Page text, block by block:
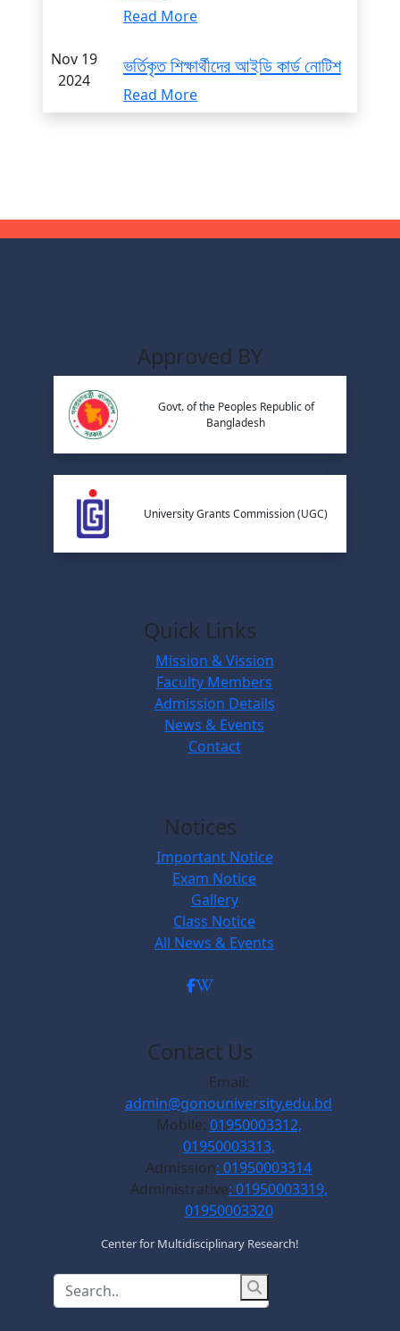
Read More
Nov 19
2024
ভর্তিকৃত শিক্ষার্থীদের আইডি কার্ড নোটিশ
Read More
Approved BY
Govt. of the Peoples Republic of
Bangladesh
University Grants Commission (UGC)
Quick Links
Mission & Vission
Faculty Members
Admission Details
News & Events
Contact
Notices
Important Notice
Exam Notice
Gallery
Class Notice
All News & Events
Contact Us
Email:
admin@gonouniversity.edu.bd
Mobile: 01950003312,
01950003313,
Admission: 01950003314
Administrative: 01950003319,
01950003320
Center for Multidisciplinary Research!